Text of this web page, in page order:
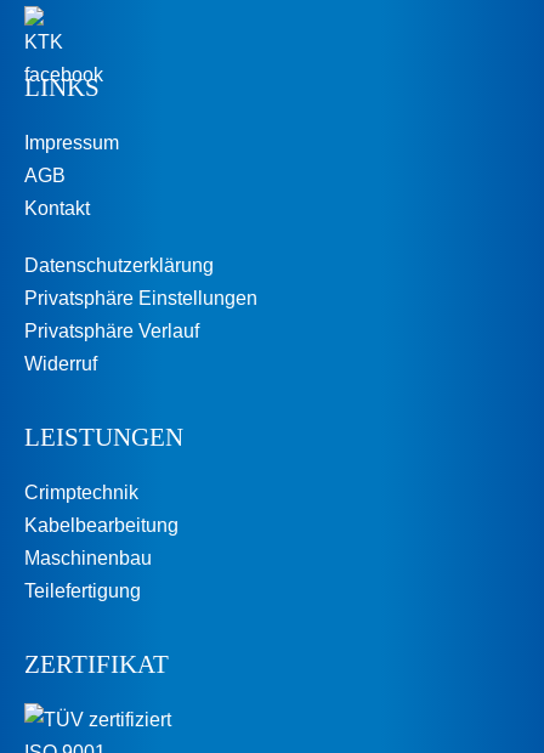
LINKS
Impressum
AGB
Kontakt
Datenschutzerklärung
Privatsphäre Einstellungen
Privatsphäre Verlauf
Widerruf
LEISTUNGEN
Crimptechnik
Kabelbearbeitung
Maschinenbau
Teilefertigung
ZERTIFIKAT